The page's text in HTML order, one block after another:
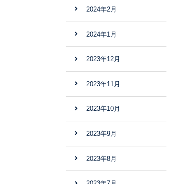
2024年2月
2024年1月
2023年12月
2023年11月
2023年10月
2023年9月
2023年8月